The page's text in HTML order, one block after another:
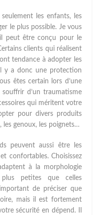
les enfants, les
le plus possible. Je vous
il peut être conçu pour le
clients qui réalisent
tendance à adopter les
y a donc une protection
êtes certain lors d’une
d’un traumatisme
qui méritent votre
pour divers produits
les genoux, les poignets…
peuvent aussi être les
confortables. Choisissez
à la morphologie
plus petites que celles
de préciser que
mais il est fortement
sécurité en dépend. Il